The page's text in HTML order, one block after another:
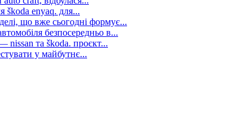
škoda enyaq. для...
що вже сьогодні формує...
безпосередньо в...
nissan та škoda. проєкт...
у майбутнє...